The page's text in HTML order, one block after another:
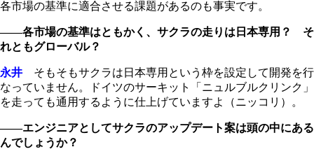
各市場の基準に適合させる課題があるのも事実です。
――各市場の基準はともかく、サクラの走りは日本専用？ そ
れともグローバル？
永井 そもそもサクラは日本専用という枠を設定して開発を行
なっていません。ドイツのサーキット「ニュルブルクリンク」
を走っても通用するように仕上げていますよ（ニッコリ）。
――エンジニアとしてサクラのアップデート案は頭の中にある
んでしょうか？